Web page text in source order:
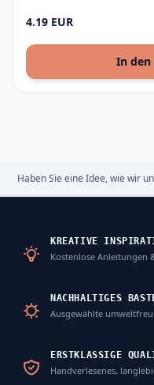
4.19 EUR
In den
Haben Sie eine Idee, wie wir
KREATIVE
Kostenlose Anleitungen
NACHHALTIGES
Ausgewählte
ERSTKLASSIGE
Handverlesenes,